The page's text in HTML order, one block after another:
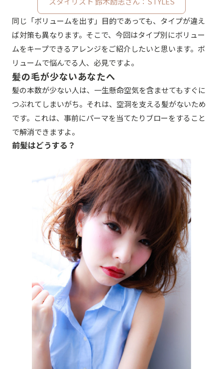
同じ「ボリュームを出す」目的であっても、タイプが違え
ば対策も異なります。そこで、今回はタイプ別にボリュー
ムをキープできるアレンジをご紹介したいと思います。ボ
リュームで悩んでる人、必見ですよ。
髪の毛が少ないあなたへ
髪の本数が少ない人は、一生懸命空気を含ませてもすぐに
つぶれてしまいがち。それは、空洞を支える髪がないため
です。これは、事前にパーマを当てたりブローをすること
で解消できますよ。
前髪はどうする？